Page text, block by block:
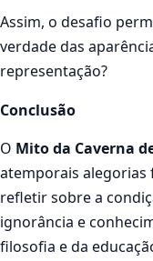
Assim, o desafio
verdade das
representação?
Conclusão
O Mito da Caverna
atemporais alegorias
refletir sobre a
ignorância e
filosofia e da